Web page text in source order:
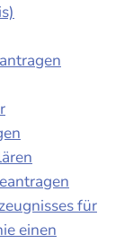
für
einen